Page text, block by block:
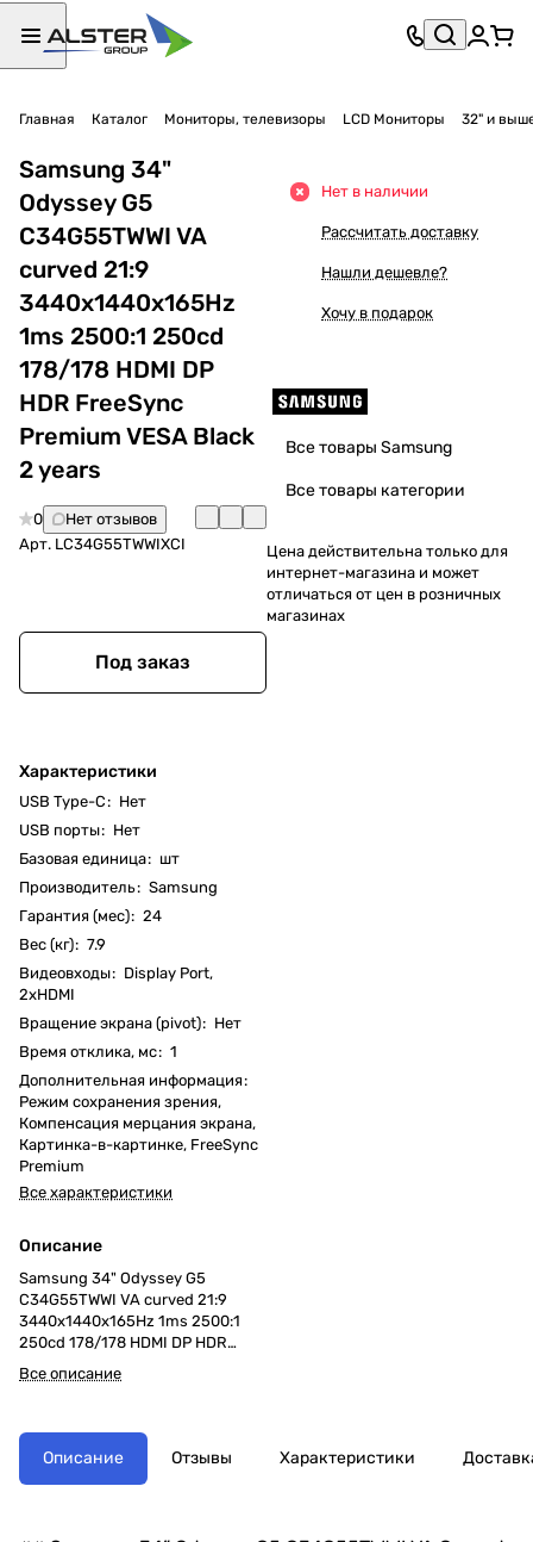
Главная Каталог Мониторы, телевизоры LCD Мониторы 32" и
Samsung 34"
Odyssey G5
C34G55TWWI VA
curved 21:9
3440x1440x165Hz
1ms 2500:1 250cd
178/178 HDMI DP
HDR FreeSync
Premium VESA Black
2 years
0
Нет отзывов
Арт. LC34G55TWWIXCI
Под заказ
Характеристики
USB Type-C: Нет
USB порты: Нет
Базовая единица: шт
Производитель: Samsung
Гарантия (мес): 24
Вес (кг): 7.9
Видеовходы: Display Port,
2xHDMI
Вращение экрана (pivot): Нет
Время отклика, мс: 1
Дополнительная информация:
Режим сохранения зрения,
Компенсация мерцания экрана,
Картинка-в-картинке, FreeSync
Premium
Все характеристики
Описание
Samsung 34" Odyssey G5
C34G55TWWI VA curved 21:9
3440x1440x165Hz 1ms 2500:1
250cd 178/178 HDMI DP HDR
FreeSync Premium VESA Black 2
years
Все описание
Нет в наличии
Рассчитать доставку
Нашли дешевле?
Хочу в подарок
Все товары Samsung
Все товары категории
Цена действительна только для
интернет-магазина и может
отличаться от цен в розничных
магазинах
Описание Отзывы Характеристики